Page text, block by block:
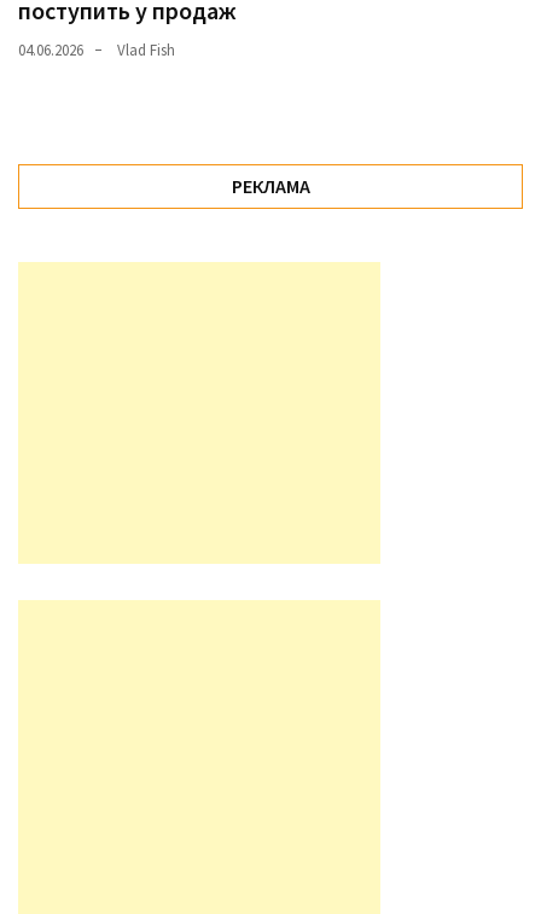
поступить у продаж
04.06.2026 Vlad Fish
РЕКЛАМА